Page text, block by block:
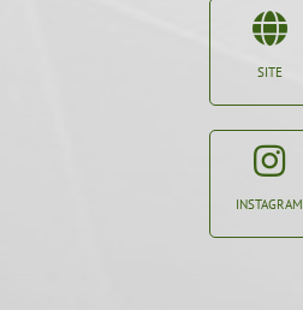
SITE
INSTAGRAM